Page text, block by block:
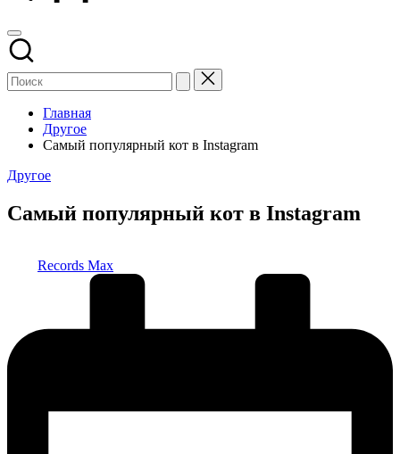
Главная
Другое
Самый популярный кот в Instagram
Опубликовано
Другое
Самый популярный кот в Instagram
Records Max